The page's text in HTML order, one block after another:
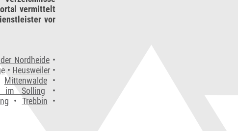
vermittelt
vor
Nordheide•
• Heusweiler •
Mittenwalde•
im Solling •
• Trebbin •